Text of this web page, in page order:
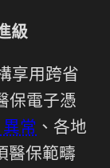
級
享用跨省
保電子憑
常 、各地
醫保範疇